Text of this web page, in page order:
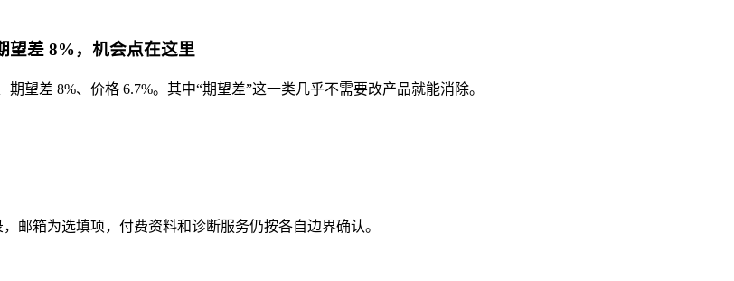
望差 8%，机会点在这里
望差 8%、价格 6.7%。其中“期望差”这一类几乎不需要改产品就能消除。
邮箱为选填项，付费资料和诊断服务仍按各自边界确认。